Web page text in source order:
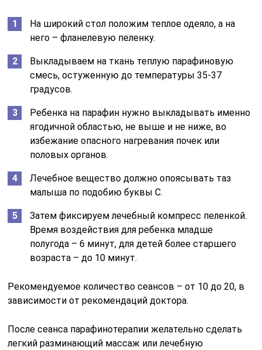
На широкий стол положим теплое одеяло, а на
него – фланелевую пеленку.
Выкладываем на ткань теплую парафиновую
смесь, остуженную до температуры 35-37
градусов.
Ребенка на парафин нужно выкладывать именно
ягодичной областью, не выше и не ниже, во
избежание опасного нагревания почек или
половых органов.
Лечебное вещество должно опоясывать таз
малыша по подобию буквы С.
Затем фиксируем лечебный компресс пеленкой.
Время воздействия для ребенка младше
полугода – 6 минут, для детей более старшего
возраста – до 10 минут.
Рекомендуемое количество сеансов – от 10 до 20, в
зависимости от рекомендаций доктора.
После сеанса парафинотерапии желательно сделать
легкий разминающий массаж или лечебную